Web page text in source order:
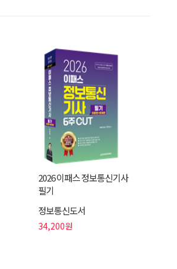
2026 이패스 정보통신기사
필기
정보통신도서
34,200원